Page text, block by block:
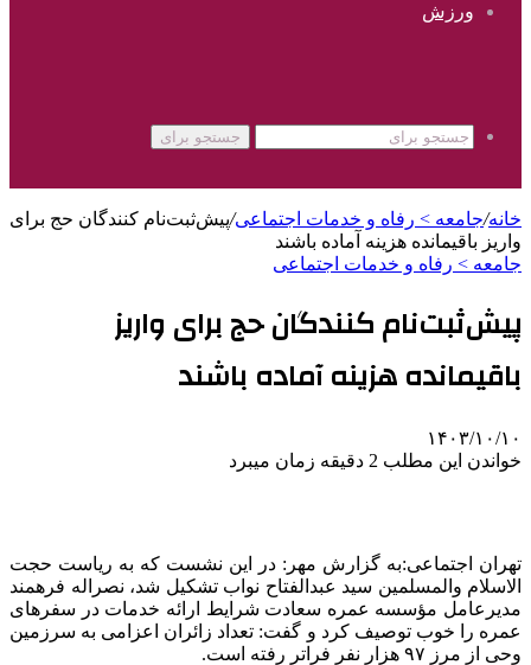
ورزش
جستجو برای
خانه/جامعه > رفاه و خدمات اجتماعی/پیش‌ثبت‌نام کنندگان حج برای
واریز باقیمانده هزینه آماده باشند
جامعه > رفاه و خدمات اجتماعی
پیش‌ثبت‌نام کنندگان حج برای واریز
باقیمانده هزینه آماده باشند
۱۴۰۳/۱۰/۱۰
خواندن این مطلب 2 دقیقه زمان میبرد
تهران اجتماعی:به گزارش مهر: در این نشست که به ریاست حجت
الاسلام والمسلمین سید عبدالفتاح نواب تشکیل شد، نصراله فرهمند
مدیرعامل مؤسسه عمره سعادت شرایط ارائه خدمات در سفرهای
عمره را خوب توصیف کرد و گفت: تعداد زائران اعزامی به سرزمین
وحی از مرز ۹۷ هزار نفر فراتر رفته است.